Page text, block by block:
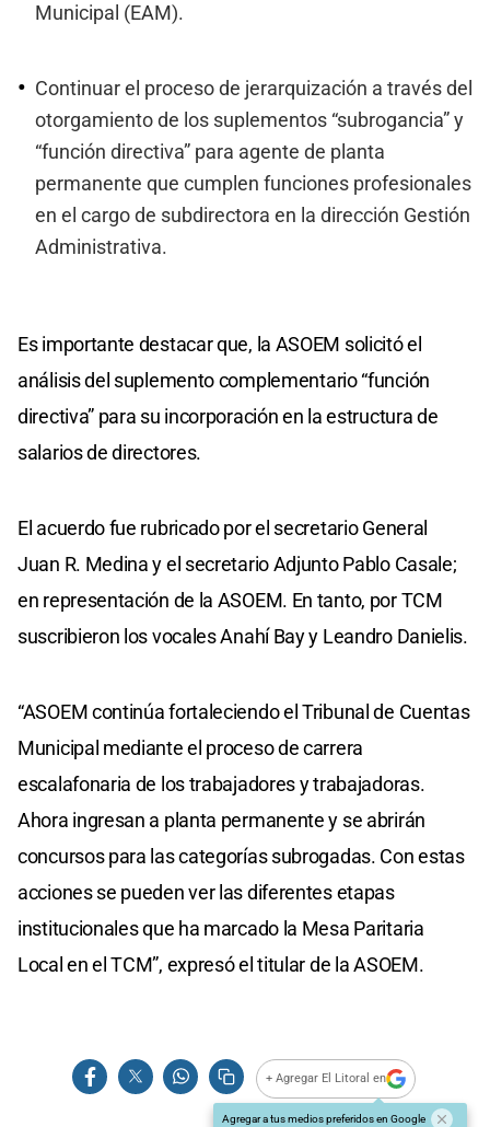
Municipal (EAM).
Continuar el proceso de jerarquización a través del
otorgamiento de los suplementos “subrogancia” y
“función directiva” para agente de planta
permanente que cumplen funciones profesionales
en el cargo de subdirectora en la dirección Gestión
Administrativa.
Es importante destacar que, la ASOEM solicitó el
análisis del suplemento complementario “función
directiva” para su incorporación en la estructura de
salarios de directores.
El acuerdo fue rubricado por el secretario General
Juan R. Medina y el secretario Adjunto Pablo Casale;
en representación de la ASOEM. En tanto, por TCM
suscribieron los vocales Anahí Bay y Leandro Danielis.
“ASOEM continúa fortaleciendo el Tribunal de Cuentas
Municipal mediante el proceso de carrera
escalafonaria de los trabajadores y trabajadoras.
Ahora ingresan a planta permanente y se abrirán
concursos para las categorías subrogadas. Con estas
acciones se pueden ver las diferentes etapas
institucionales que ha marcado la Mesa Paritaria
Local en el TCM”, expresó el titular de la ASOEM.
+ Agregar El Litoral en
Agregar a tus medios preferidos en Google